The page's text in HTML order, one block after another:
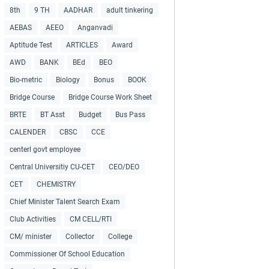
8th 9 TH AADHAR adult tinkering
AEBAS AEEO Anganvadi
Aptitude Test ARTICLES Award
AWD BANK BEd BEO
Bio-metric Biology Bonus BOOK
Bridge Course Bridge Course Work Sheet
BRTE BT Asst Budget Bus Pass
CALENDER CBSC CCE
centerl govt employee
Central Universitiy CU-CET CEO/DEO
CET CHEMISTRY
Chief Minister Talent Search Exam
Club Activities CM CELL/RTI
CM/ minister Collector College
Commissioner Of School Education